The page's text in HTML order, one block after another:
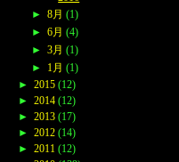
► 8月 (1)
► 6月 (4)
► 3月 (1)
►
1月 (1)
► 2015 (12)
► 2014 (12)
► 2013 (17)
► 2012 (14)
► 2011 (12)